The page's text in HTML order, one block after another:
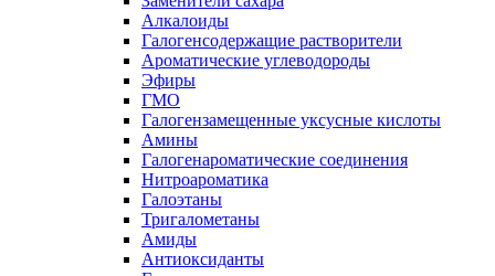
Алкалоиды
Галогенсодержащие растворители
Ароматические углеводороды
Эфиры
ГМО
Галогензамещенные уксусные кислоты
Амины
Галогенароматические соединения
Нитроароматика
Галоэтаны
Тригалометаны
Амиды
Антиоксиданты